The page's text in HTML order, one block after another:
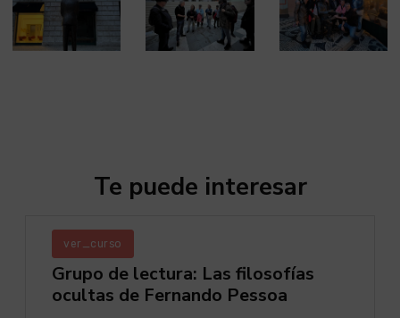
Te puede interesar
ver_curso
Grupo de lectura: Las filosofías
ocultas de Fernando Pessoa